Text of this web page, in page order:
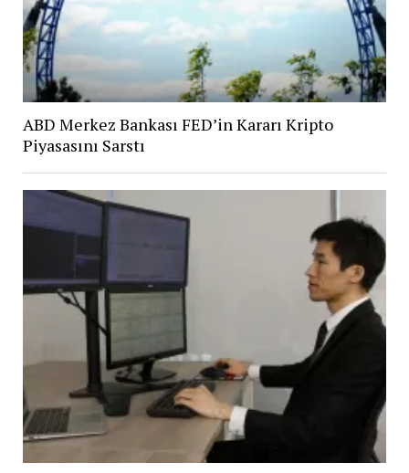
ABD Merkez Bankası FED’in Kararı Kripto
Piyasasını Sarstı